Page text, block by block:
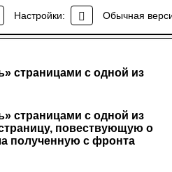
Настройки: Обычная
страницами с одной из
страницами с одной из
повествующую о
полученную с фронта